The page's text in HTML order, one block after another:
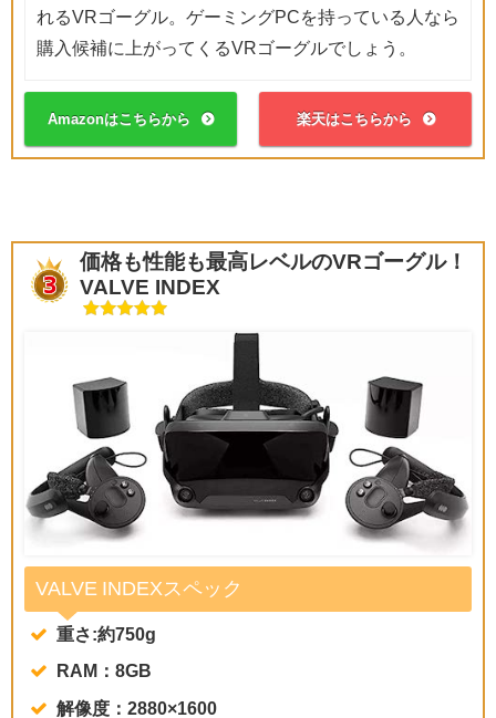
れるVRゴーグル。ゲーミングPCを持っている人なら
購入候補に上がってくるVRゴーグルでしょう。
Amazonはこちらから 楽天はこちらから
価格も性能も最高レベルのVRゴーグル！
VALVE INDEX
VALVE INDEXスペック
重さ:約750g
RAM：8GB
解像度：2880×1600